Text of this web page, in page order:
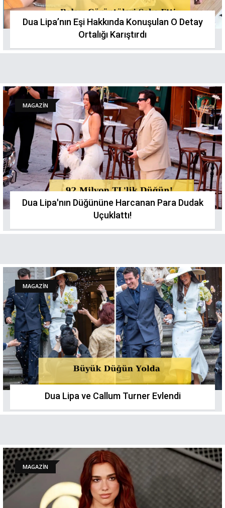
Dua Lipa’nın Eşi Hakkında Konuşulan O Detay
Ortalığı Karıştırdı
MAGAZİN
Dua Lipa'nın Düğününe Harcanan Para Dudak
Uçuklattı!
MAGAZİN
Dua Lipa ve Callum Turner Evlendi
MAGAZİN